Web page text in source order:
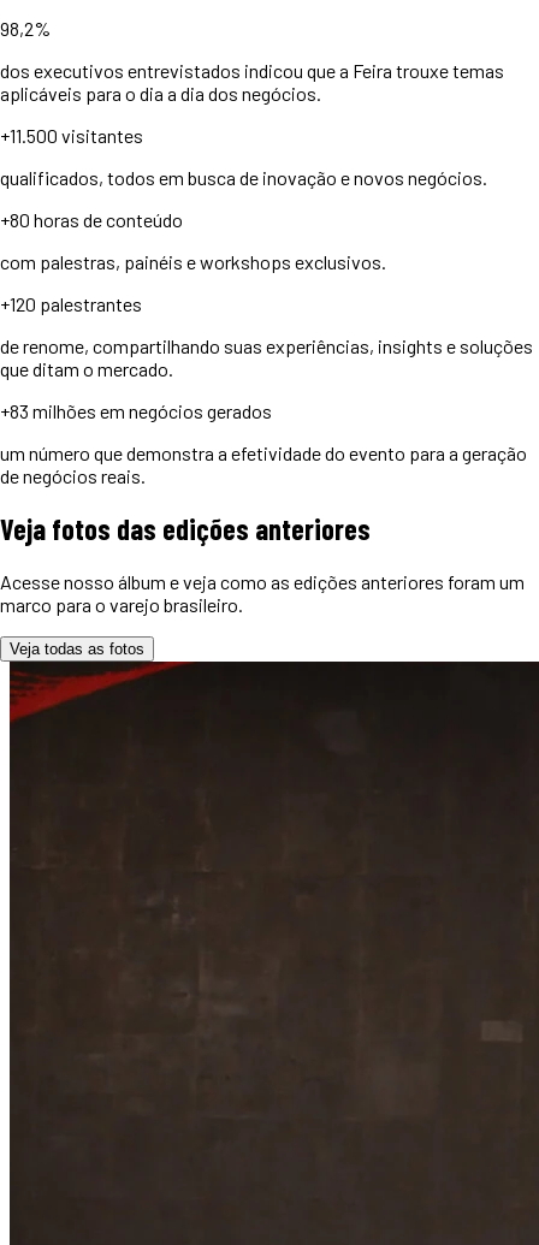
98,2%
dos executivos entrevistados indicou que a Feira trouxe temas
aplicáveis para o dia a dia dos negócios.
+11.500 visitantes
qualificados, todos em busca de inovação e novos negócios.
+80 horas de conteúdo
com palestras, painéis e workshops exclusivos.
+120 palestrantes
de renome, compartilhando suas experiências, insights e soluções
que ditam o mercado.
+83 milhões em negócios gerados
um número que demonstra a efetividade do evento para a geração
de negócios reais.
Veja fotos das edições anteriores
Acesse nosso álbum e veja como as edições anteriores foram um
marco para o varejo brasileiro.
Veja todas as fotos